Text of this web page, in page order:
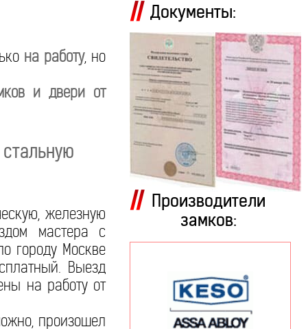
на работу, но
и двери от
железную
мастера с
городу Москве
Выезд
на работу от
произошел
Документы:
Производители
замков: